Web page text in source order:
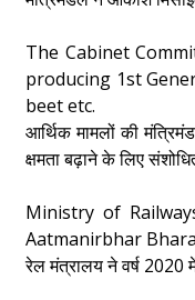
The Cabinet
producing 1st
beet etc.
आर्थिक मामलों की
क्षमता बढ़ाने के लिए
Ministry of
Aatmanirbhar
रेल मंत्रालय ने वर्ष 2020